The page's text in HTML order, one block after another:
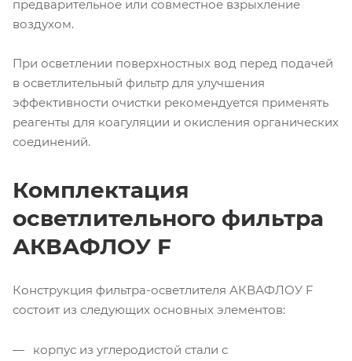
предварительное или совместное взрыхление
воздухом.
При осветлении поверхностных вод перед подачей
в осветлительный фильтр для улучшения
эффективности очистки рекомендуется применять
реагенты для коагуляции и окисления органических
соединений.
Комплектация
осветлительного фильтра
АКВАФЛОУ F
Конструкция фильтра-осветлителя АКВАФЛОУ F
состоит из следующих основных элементов:
корпус из углеродистой стали с